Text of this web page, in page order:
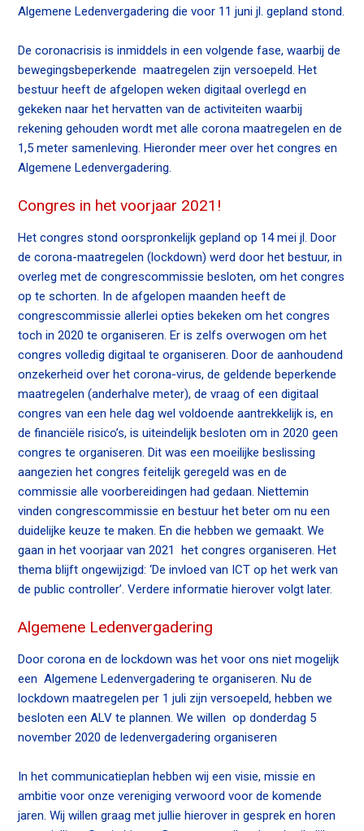
t
m
a
i
n
c
o
n
e
n
t
Algemene Ledenvergadering die voor 11 juni jl. gepland stond.
De coronacrisis is inmiddels in een volgende fase, waarbij de
bewegingsbeperkende maatregelen zijn versoepeld. Het
bestuur heeft de afgelopen weken digitaal overlegd en
gekeken naar het hervatten van de activiteiten waarbij
rekening gehouden wordt met alle corona maatregelen en de
1,5 meter samenleving. Hieronder meer over het congres en
Algemene Ledenvergadering.
Congres in het voorjaar 2021!
Het congres stond oorspronkelijk gepland op 14 mei jl. Door
de corona-maatregelen (lockdown) werd door het bestuur, in
overleg met de congrescommissie besloten, om het congres
op te schorten. In de afgelopen maanden heeft de
congrescommissie allerlei opties bekeken om het congres
toch in 2020 te organiseren. Er is zelfs overwogen om het
congres volledig digitaal te organiseren. Door de aanhoudend
onzekerheid over het corona-virus, de geldende beperkende
maatregelen (anderhalve meter), de vraag of een digitaal
congres van een hele dag wel voldoende aantrekkelijk is, en
de financiële risico’s, is uiteindelijk besloten om in 2020 geen
congres te organiseren. Dit was een moeilijke beslissing
aangezien het congres feitelijk geregeld was en de
commissie alle voorbereidingen had gedaan. Niettemin
vinden congrescommissie en bestuur het beter om nu een
duidelijke keuze te maken. En die hebben we gemaakt. We
gaan in het voorjaar van 2021 het congres organiseren. Het
thema blijft ongewijzigd: ‘De invloed van ICT op het werk van
de public controller’. Verdere informatie hierover volgt later.
Algemene Ledenvergadering
Door corona en de lockdown was het voor ons niet mogelijk
een Algemene Ledenvergadering te organiseren. Nu de
lockdown maatregelen per 1 juli zijn versoepeld, hebben we
besloten een ALV te plannen. We willen op donderdag 5
november 2020 de ledenvergadering organiseren
In het communicatieplan hebben wij een visie, missie en
ambitie voor onze vereniging verwoord voor de komende
jaren. Wij willen graag met jullie hierover in gesprek en horen